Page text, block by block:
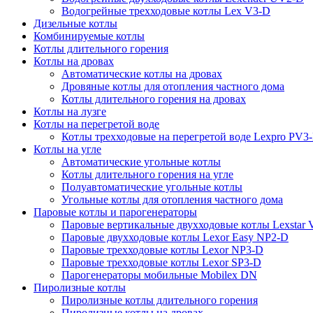
Водогрейные трехходовые котлы Lex V3-D
Дизельные котлы
Комбинируемые котлы
Котлы длительного горения
Котлы на дровах
Автоматические котлы на дровах
Дровяные котлы для отопления частного дома
Котлы длительного горения на дровах
Котлы на лузге
Котлы на перегретой воде
Котлы трехходовые на перегретой воде Lexpro
Котлы на угле
Автоматические угольные котлы
Котлы длительного горения на угле
Полуавтоматические угольные котлы
Угольные котлы для отопления частного дома
Паровые котлы и парогенераторы
Паровые вертикальные двухходовые котлы Lexstar
Паровые двухходовые котлы Lexor Easy NP2-D
Паровые трехходовые котлы Lexor NP3-D
Паровые трехходовые котлы Lexor SP3-D
Парогенераторы мобильные Mobilex DN
Пиролизные котлы
Пиролизные котлы длительного горения